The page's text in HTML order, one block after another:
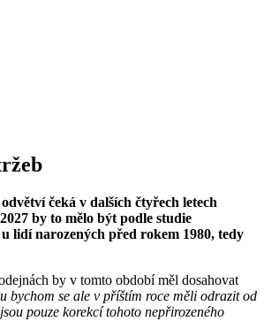
čeká v dalších čtyřech letech
by to mělo být podle studie
lidí narozených před rokem 1980, tedy
by v tomto období měl dosahovat
bychom se ale v příštím roce měli odrazit od
pouze korekcí tohoto nepřirozeného